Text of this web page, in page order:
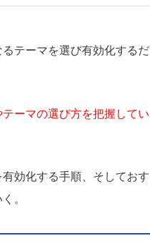
テーマを選び有効化するだ
ーマの選び方を把握してい
効化する手順、そしておす
。